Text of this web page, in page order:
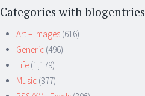
Categories with blogentries
Art – Images (616)
Generic (496)
Life (1,179)
Music (377)